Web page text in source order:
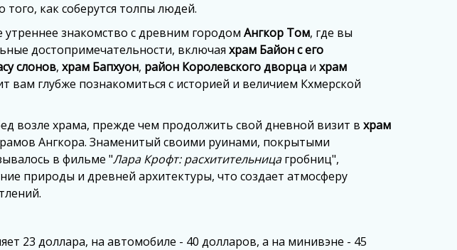
как соберутся толпы людей.
знакомство с древним городом Ангкор Том, где вы
достопримечательности, включая храм Байон с его
слонов, храм Бапхуон, район Королевского дворца и храм
вам глубже познакомиться с историей и величием Кхмерской
возле храма, прежде чем продолжить свой дневной визит в храм
Ангкора. Знаменитый своими руинами, покрытыми
в фильме "Лара Крофт: расхитительницагробниц",
природы и древней архитектуры, что создает атмосферу
23 доллара, на автомобиле - 40 долларов, а на минивэне - 45